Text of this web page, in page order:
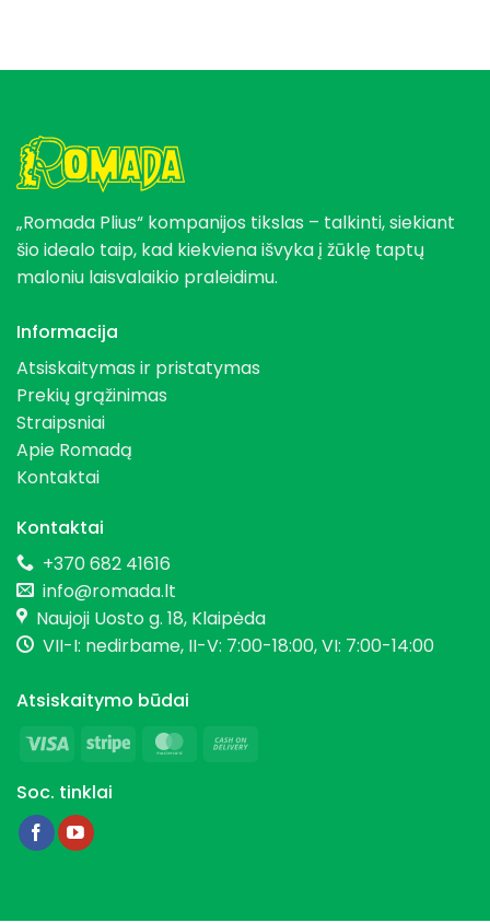
„Romada Plius“ kompanijos tikslas – talkinti, siekiant
šio idealo taip, kad kiekviena išvyka į žūklę taptų
maloniu laisvalaikio praleidimu.
Informacija
Atsiskaitymas ir pristatymas
Prekių grąžinimas
Straipsniai
Apie Romadą
Kontaktai
Kontaktai
+370 682 41616
info@romada.lt
Naujoji Uosto g. 18, Klaipėda
VII-I: nedirbame, II-V: 7:00-18:00, VI: 7:00-14:00
Atsiskaitymo būdai
Visa
Stripe MasterCard
Soc. tinklai